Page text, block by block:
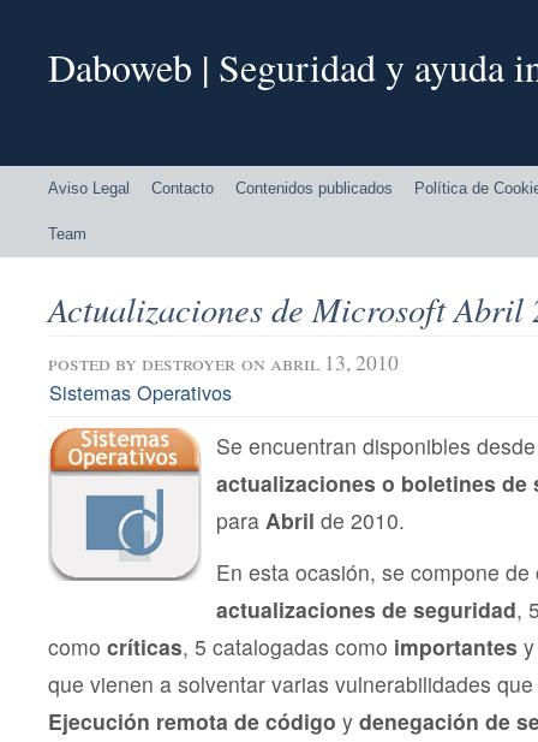
Daboweb | Seguridad y ayuda
Aviso Legal Contacto Contenidos publicados Política de
Team
Actualizaciones de Microsoft Abril
posted by destroyer on abril 13, 2010
Sistemas Operativos
Se encuentran disponibles
actualizaciones o boletines de
para Abril de 2010.
En esta ocasión, se compone de
actualizaciones de seguridad,
como críticas, 5 catalogadas como importantes
que vienen a solventar varias vulnerabilidades
Ejecución remota de código y denegación de